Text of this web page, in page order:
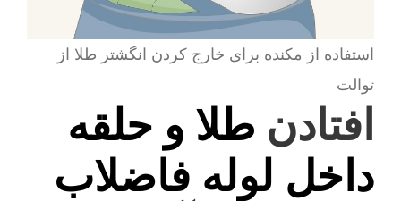
استفاده از مکنده برای خارج کردن انگشتر طلا از
توالت
افتادن طلا و حلقه
داخل لوله فاضلاب